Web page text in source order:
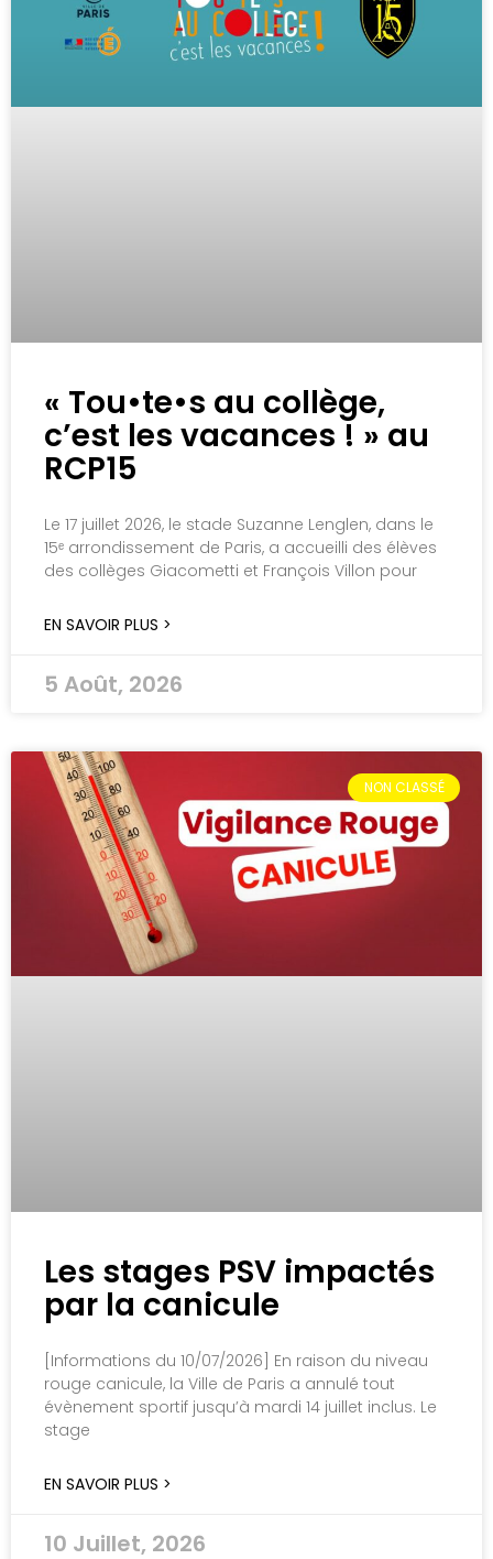
« Tou•te•s au collège,
c’est les vacances ! » au
RCP15
Le 17 juillet 2026, le stade Suzanne Lenglen, dans le
15ᵉ arrondissement de Paris, a accueilli des élèves
des collèges Giacometti et François Villon pour
EN SAVOIR PLUS >
5 Août, 2026
NON CLASSÉ
Les stages PSV impactés
par la canicule
[Informations du 10/07/2026] En raison du niveau
rouge canicule, la Ville de Paris a annulé tout
évènement sportif jusqu’à mardi 14 juillet inclus. Le
stage
EN SAVOIR PLUS >
10 Juillet, 2026